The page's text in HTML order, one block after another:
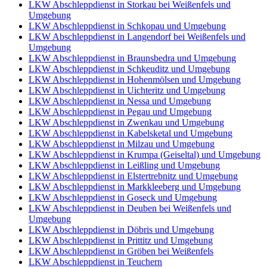
LKW Abschleppdienst in Storkau bei Weißenfels und
Umgebung
LKW Abschleppdienst in Schkopau und Umgebung
LKW Abschleppdienst in Langendorf bei Weißenfels und
Umgebung
LKW Abschleppdienst in Braunsbedra und Umgebung
LKW Abschleppdienst in Schkeuditz und Umgebung
LKW Abschleppdienst in Hohenmölsen und Umgebung
LKW Abschleppdienst in Uichteritz und Umgebung
LKW Abschleppdienst in Nessa und Umgebung
LKW Abschleppdienst in Pegau und Umgebung
LKW Abschleppdienst in Zwenkau und Umgebung
LKW Abschleppdienst in Kabelsketal und Umgebung
LKW Abschleppdienst in Milzau und Umgebung
LKW Abschleppdienst in Krumpa (Geiseltal) und Umgebung
LKW Abschleppdienst in Leißling und Umgebung
LKW Abschleppdienst in Elstertrebnitz und Umgebung
LKW Abschleppdienst in Markkleeberg und Umgebung
LKW Abschleppdienst in Goseck und Umgebung
LKW Abschleppdienst in Deuben bei Weißenfels und
Umgebung
LKW Abschleppdienst in Döbris und Umgebung
LKW Abschleppdienst in Prittitz und Umgebung
LKW Abschleppdienst in Gröben bei Weißenfels
LKW Abschleppdienst in Teuchern